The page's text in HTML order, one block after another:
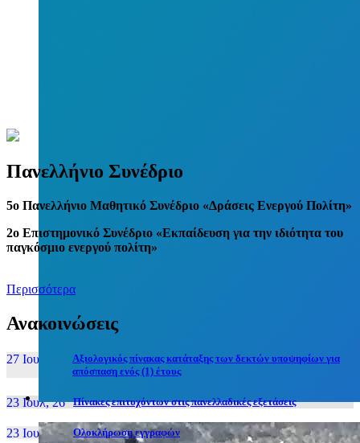
Πανελλήνιο Συνέδριο
5o Πανελλήνιο Μαθητικό Συνέδριο «Δράσεις Ενεργού Πολίτη»
2ο Επιστημονικό Συνέδριο «Εκπαίδευση για την ιδιότητα του
παγκόσμιο ενεργού πολίτη»
Περισσότερα
Ανακοινώσεις
27 Ιουν, 26
Αξιολογικός πίνακας κατάταξης των δεκτών υποψηφίων για
απόσπαση ενός (1) έτους
23 Ιουλ, 26 Πίνακες επιτυχόντων στις πανελλαδικές εξετάσεις
23 Ιουλ, 26 Ολοκλήρωση εγγραφών